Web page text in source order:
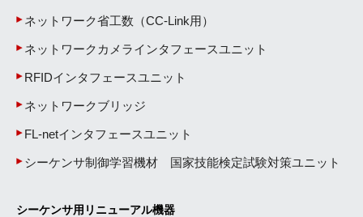
ネットワーク省工数（CC-Link用）
ネットワークカメラインタフェースユニット
RFIDインタフェースユニット
ネットワークブリッジ
FL-netインタフェースユニット
シーケンサ制御学習機材 国家技能検定試験対策ユニット
シーケンサ用リニューアル機器